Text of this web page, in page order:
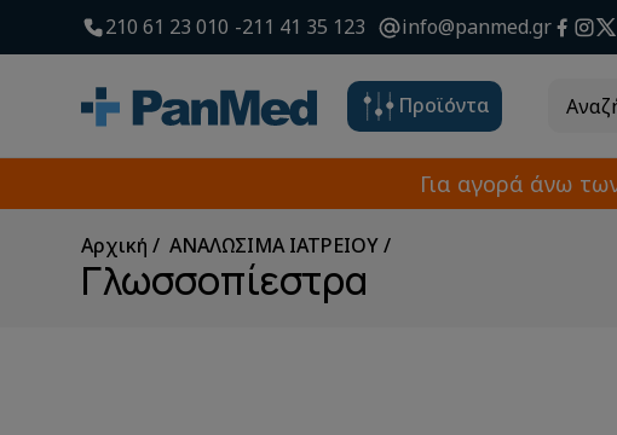
210 61 23 010 211 41 35 123 info@panmed.gr
Προϊόντα
Για αγορά άνω
Αρχική ΑΝΑΛΩΣΙΜΑ ΙΑΤΡΕΙΟΥ
Γλωσσοπίεστρα